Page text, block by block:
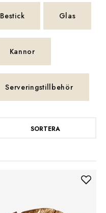
Bestick Glas
Kannor
Serveringstillbehör
SORTERA